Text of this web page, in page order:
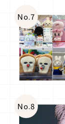
No.7
No.8